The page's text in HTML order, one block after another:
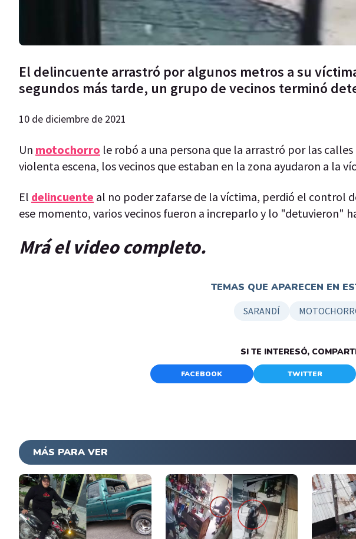
El delincuente arrastró por algunos metros a su
segundos más tarde, un grupo de vecinos terminó
10 de diciembre de 2021
Un motochorro le robó a una persona que la arrastró por las
violenta escena, los vecinos que estaban en la zona ayudaron a la
El delincuente al no poder zafarse de la víctima, perdió el control
ese momento, varios vecinos fueron a increparlo y lo "detuvieron"
Mrá el video completo.
TEMAS QUE APARECEN EN
SARANDÍ
SI TE INTERESÓ,
FACEBOOK TWITTER
MÁS PARA VER